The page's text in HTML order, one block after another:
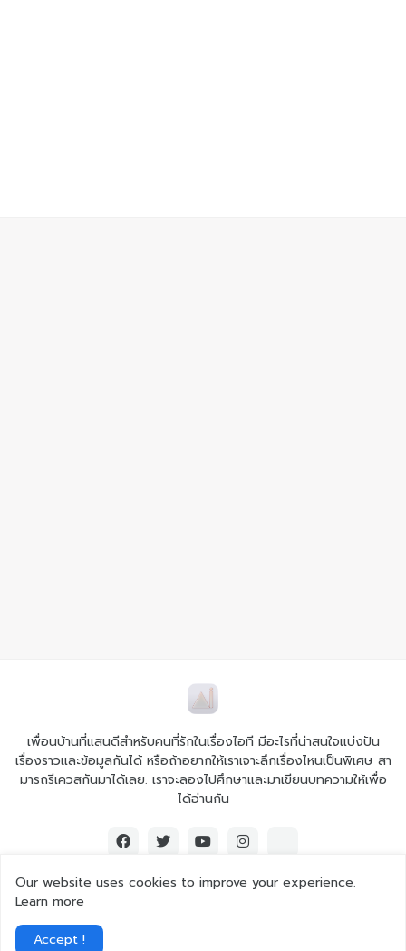
เพื่อนบ้านที่แสนดีสำหรับคนที่รักในเรื่องไอที มีอะไรที่น่าสนใจแบ่งปัน
เรื่องราวและข้อมูลกันได้ หรือถ้าอยากให้เราเจาะลึกเรื่องไหนเป็นพิเศษ สา
มารถรีเควสกันมาได้เลย. เราจะลองไปศึกษาและมาเขียนบทความให้เพื่อ
ได้อ่านกัน
Our website uses cookies to improve your experience.
Learn more
Accept !